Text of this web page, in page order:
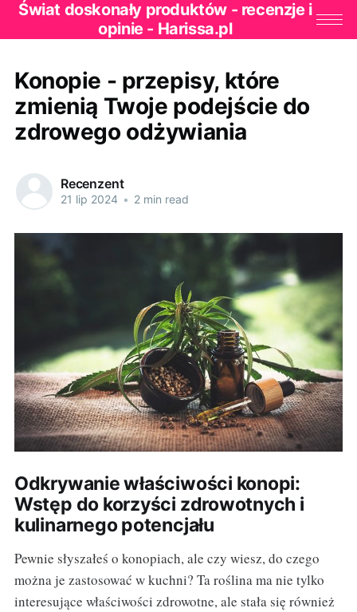
Świat doskonały produktów - recenzje i
opinie - Harissa.pl
Konopie - przepisy, które
zmienią Twoje podejście do
zdrowego odżywiania
Recenzent
21 lip 2024 • 2 min read
Odkrywanie właściwości konopi:
Wstęp do korzyści zdrowotnych i
kulinarnego potencjału
Pewnie słyszałeś o konopiach, ale czy wiesz, do czego
można je zastosować w kuchni? Ta roślina ma nie tylko
interesujące właściwości zdrowotne, ale stała się również